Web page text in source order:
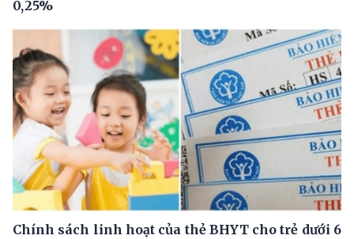
0,25%
Chính sách linh hoạt của thẻ BHYT cho trẻ dưới 6